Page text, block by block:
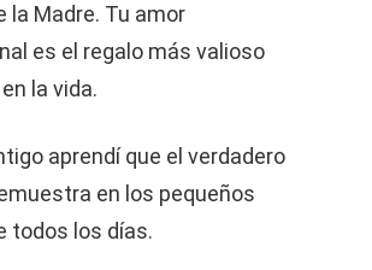
la Madre. Tu amor
es el regalo más valioso
la vida.
aprendí que el verdadero
en los pequeños
todos los días.